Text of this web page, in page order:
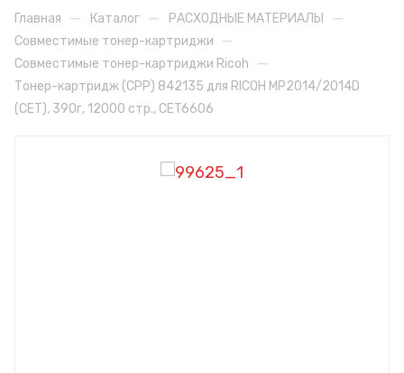
Главная — Каталог — РАСХОДНЫЕ МАТЕРИАЛЫ —
Совместимые тонер-картриджи —
Совместимые тонер-картриджи Ricoh —
Тонер-картридж (CPP) 842135 для RICOH MP2014/2014D
(CET), 390г, 12000 стр., CET6606